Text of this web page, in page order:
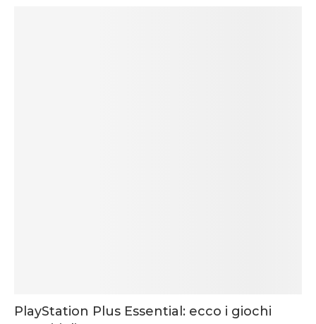
PlayStation Plus Essential: ecco i giochi